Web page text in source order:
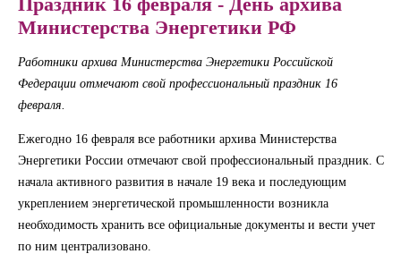
Министерства Энергетики РФ
Работники архива Министерства Энергетики Российской
Федерации отмечают свой профессиональный праздник 16
февраля.
Ежегодно 16 февраля все работники архива Министерства
Энергетики России отмечают свой профессиональный праздник. С
начала активного развития в начале 19 века и последующим
укреплением энергетической промышленности возникла
необходимость хранить все официальные документы и вести учет
по ним централизовано.